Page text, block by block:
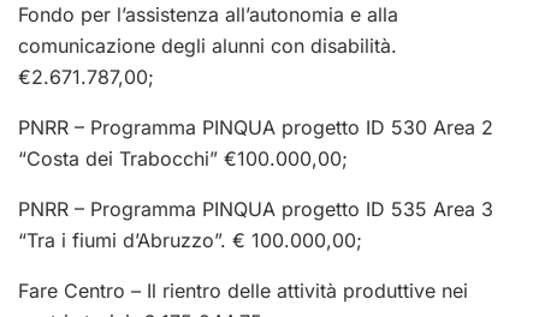
Fondo per l’assistenza all’autonomia e alla
comunicazione degli alunni con disabilità.
€2.671.787,00;
PNRR – Programma PINQUA progetto ID 530 Area 2
“Costa dei Trabocchi” €100.000,00;
PNRR – Programma PINQUA progetto ID 535 Area 3
“Tra i fiumi d’Abruzzo”. € 100.000,00;
Fare Centro – Il rientro delle attività produttive nei